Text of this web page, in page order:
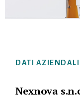
DATI AZIENDALI
Nexnova